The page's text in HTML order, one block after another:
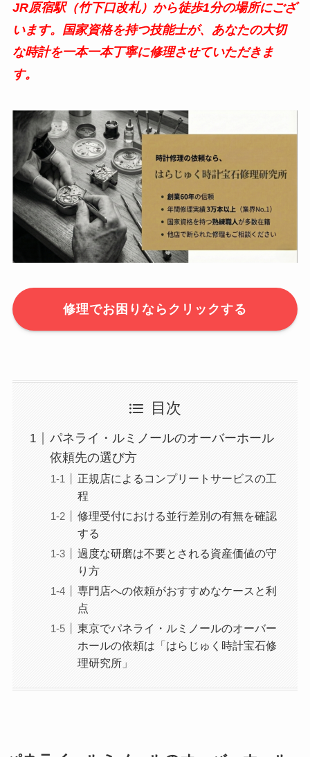
JR原宿駅（竹下口改札）から徒歩1分の場所にござ
います。国家資格を持つ技能士が、あなたの大切
な時計を一本一本丁寧に修理させていただきま
す。
修理でお困りならクリックする
目次
パネライ・ルミノールのオーバーホール
依頼先の選び方
正規店によるコンプリートサービスの工
程
修理受付における並行差別の有無を確認
する
過度な研磨は不要とされる資産価値の守
り方
専門店への依頼がおすすめなケースと利
点
東京でパネライ・ルミノールのオーバー
ホールの依頼は「はらじゅく時計宝石修
理研究所」